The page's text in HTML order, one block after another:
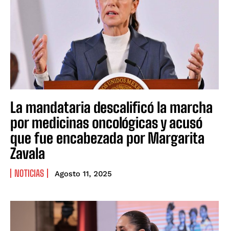
La mandataria descalificó la marcha
por medicinas oncológicas y acusó
que fue encabezada por Margarita
Zavala
NOTICIAS Agosto 11, 2025